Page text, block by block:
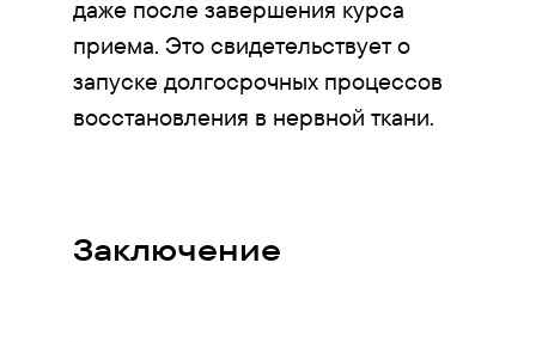
даже после завершения курса
приема. Это свидетельствует о
запуске долгосрочных процессов
восстановления в нервной ткани.
Заключение